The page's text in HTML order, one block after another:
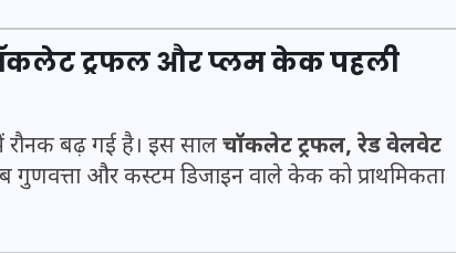
ट्रफल और प्लम केक पहली
रौनक बढ़ गई है। इस सालचॉकलेट ट्रफल, रेड वेलवेट
और कस्टम डिजाइन वाले केक को प्राथमिकता